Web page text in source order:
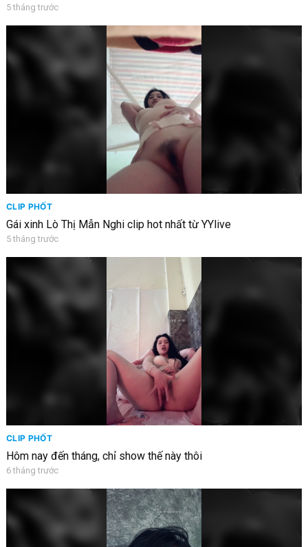
5 tháng trước
CLIP PHỐT
Gái xinh Lò Thị Mẫn Nghi clip hot nhất từ YYlive
5 tháng trước
CLIP PHỐT
Hôm nay đến tháng, chỉ show thế này thôi
6 tháng trước